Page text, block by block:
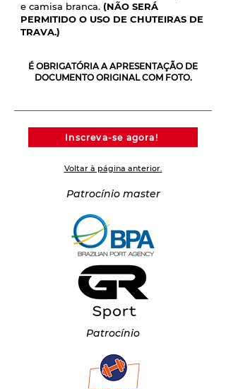
e camisa branca. (NÃO SERÁ
PERMITIDO O USO DE CHUTEIRAS DE
TRAVA.)
É OBRIGATÓRIA A APRESENTAÇÃO DE
DOCUMENTO ORIGINAL COM FOTO.
Inscreva-se agora!
Voltar à página anterior.
Patrocínio master
Patrocínio